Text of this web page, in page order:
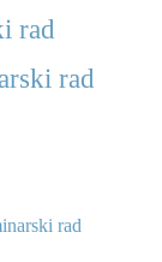
rad
rad
rad